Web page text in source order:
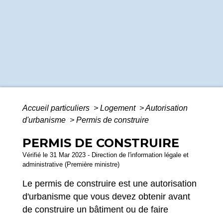
Accueil particuliers > Logement >Autorisation
d'urbanisme > Permis de construire
PERMIS DE CONSTRUIRE
Vérifié le 31 Mar 2023 - Direction de l'information légale et
administrative (Première ministre)
Le permis de construire est une autorisation
d'urbanisme que vous devez obtenir avant
de construire un bâtiment ou de faire